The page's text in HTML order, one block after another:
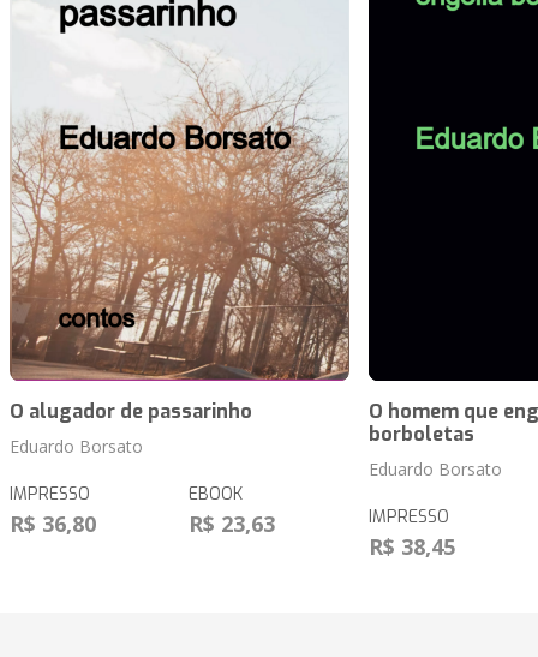
O alugador de passarinho
Eduardo Borsato
IMPRESSO
R$ 36,80
EBOOK
R$ 23,63
O homem que
borboletas
Eduardo Borsato
IMPRESSO
R$ 38,45